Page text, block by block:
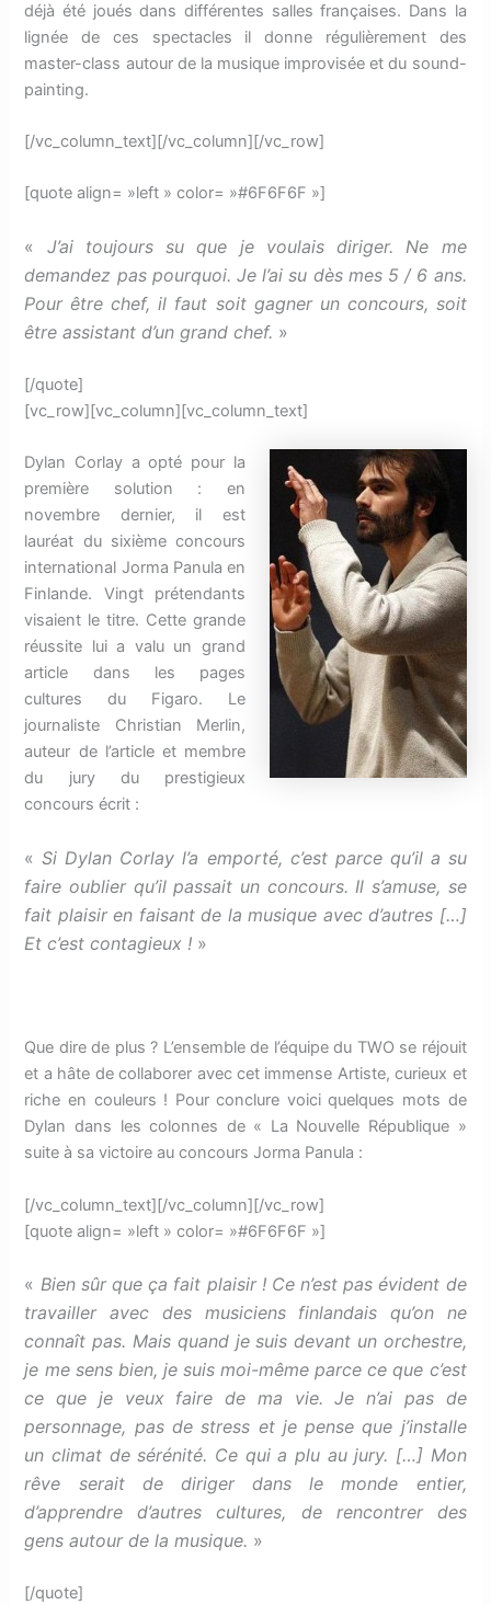
déjà été joués dans différentes salles françaises. Dans la
lignée de ces spectacles il donne régulièrement des
master-class autour de la musique improvisée et du sound-
painting.
[/vc_column_text][/vc_column][/vc_row]
[quote align= »left » color= »#6F6F6F »]
« J’ai toujours su que je voulais diriger. Ne me
demandez pas pourquoi. Je l’ai su dès mes 5 / 6 ans.
Pour être chef, il faut soit gagner un concours, soit
être assistant d’un grand chef. »
[/quote]
[vc_row][vc_column][vc_column_text]
Dylan Corlay a opté pour la
première solution : en
novembre dernier, il est
lauréat du sixième concours
international Jorma Panula en
Finlande. Vingt prétendants
visaient le titre. Cette grande
réussite lui a valu un grand
article dans les pages
cultures du Figaro. Le
journaliste Christian Merlin,
auteur de l’article et membre
du jury du prestigieux
concours écrit :
«Si Dylan Corlay l’a emporté, c’est parce qu’il a su
faire oublier qu’il passait un concours. Il s’amuse, se
fait plaisir en faisant de la musique avec d’autres […]
Et c’est contagieux ! »
Que dire de plus ? L’ensemble de l’équipe du TWO se réjouit
et a hâte de collaborer avec cet immense Artiste, curieux et
riche en couleurs ! Pour conclure voici quelques mots de
Dylan dans les colonnes de « La Nouvelle République »
suite à sa victoire au concours Jorma Panula :
[/vc_column_text][/vc_column][/vc_row]
[quote align= »left » color= »#6F6F6F »]
« Bien sûr que ça fait plaisir ! Ce n’est pas évident de
travailler avec des musiciens finlandais qu’on ne
connaît pas. Mais quand je suis devant un orchestre,
je me sens bien, je suis moi-même parce ce que c’est
ce que je veux faire de ma vie. Je n’ai pas de
personnage, pas de stress et je pense que j’installe
un climat de sérénité. Ce qui a plu au jury. […] Mon
rêve serait de diriger dans le monde entier,
d’apprendre d’autres cultures, de rencontrer des
gens autour de la musique. »
[/quote]